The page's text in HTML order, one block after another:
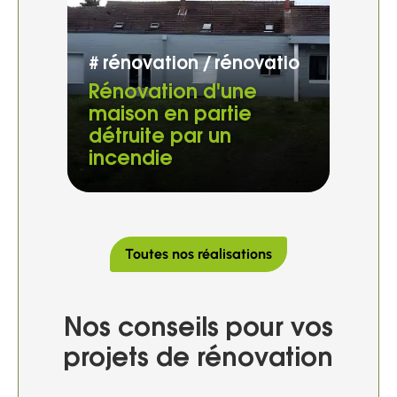
Chargement...
# rénovation rénovation globale
Rénovation d'une
maison en partie
détruite par un
incendie
Toutes nos réalisations
Nos conseils pour vos
projets de rénovation